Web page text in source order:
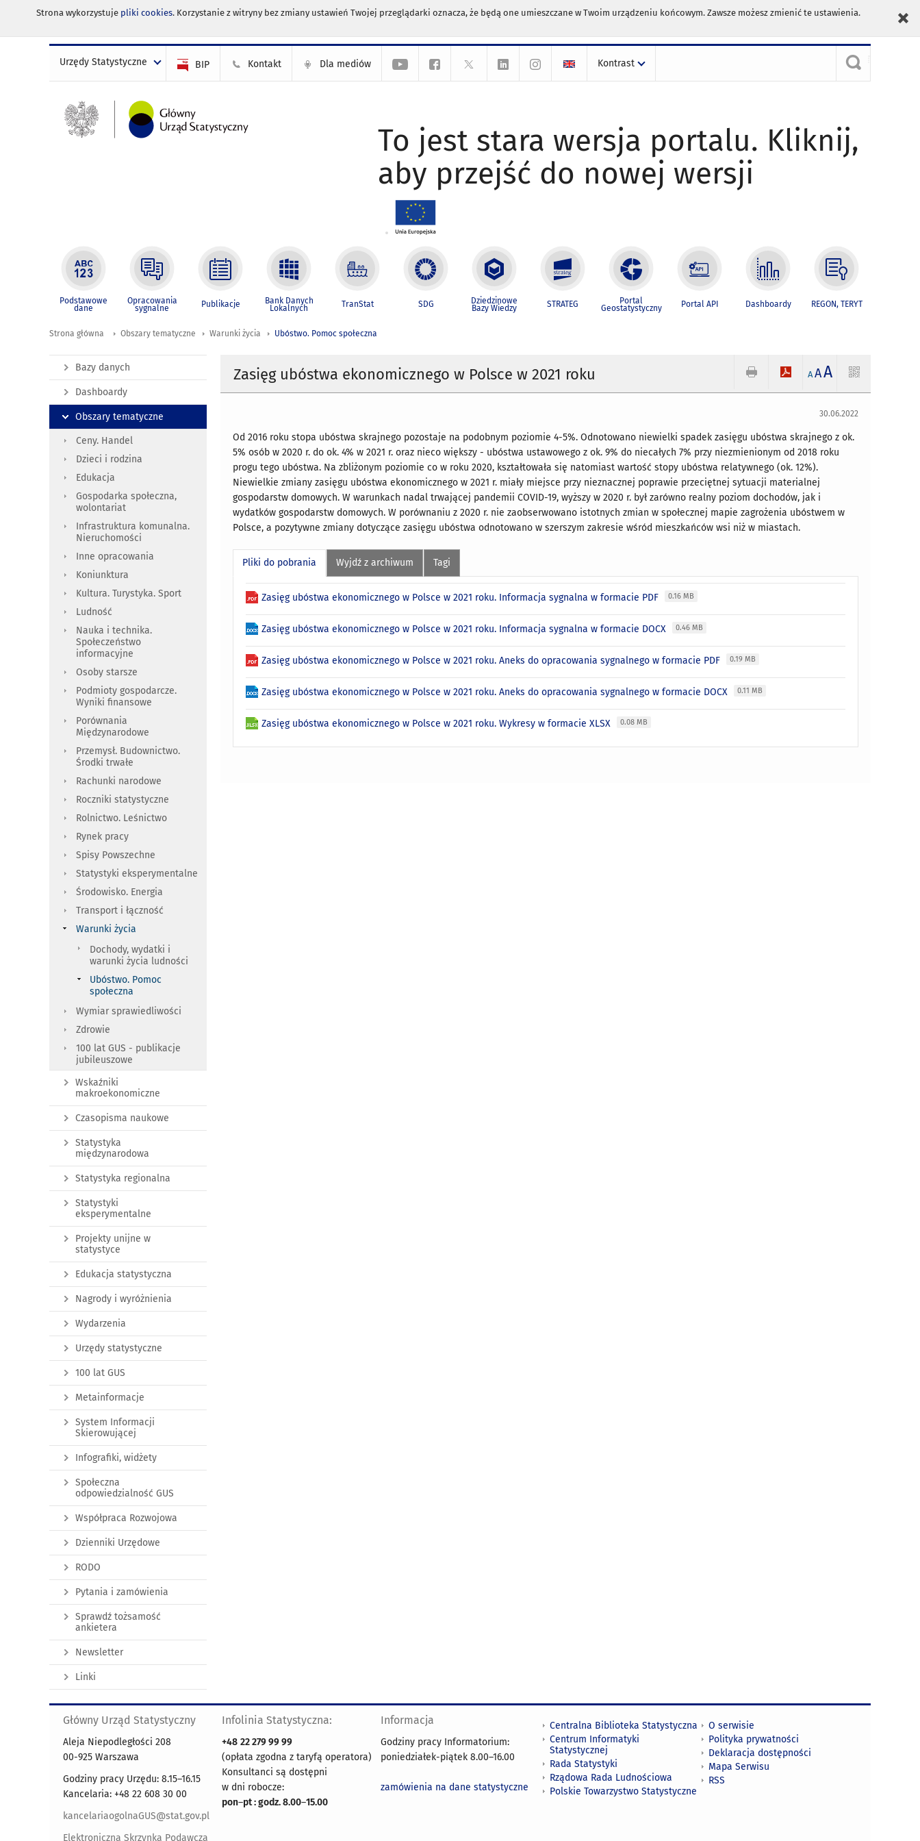
Strona wykorzystuje pliki cookies. Korzystanie z witryny bez zmiany ustawień Twojej przeglądarki oznacza, że będą one umieszczane w Twoim urządzeniu końcowym. Zawsze możesz zmienić te ustawienia.
Urzędy Statystyczne BIP Kontakt Dla mediów Kontrast
To jest stara wersja portalu. Kliknij,
aby przejść do nowej wersji
Podstawowe
dane
Opracowania
sygnalne Publikacje Bank Danych
Lokalnych TranStat SDG Dziedzinowe
Bazy Wiedzy STRATEG Portal
Geostatystyczny Portal API Dashboardy REGON, TERYT
Strona główna Obszary tematyczne Warunki życia Ubóstwo. Pomoc społeczna
Zasięg ubóstwa ekonomicznego w Polsce w 2021 roku A AA
30.06.2022
Od 2016 roku stopa ubóstwa skrajnego pozostaje na podobnym poziomie 4-5%. Odnotowano niewielki spadek zasięgu ubóstwa skrajnego z ok.
5% osób w 2020 r. do ok. 4% w 2021 r. oraz nieco większy - ubóstwa ustawowego z ok. 9% do niecałych 7% przy niezmienionym od 2018 roku
progu tego ubóstwa. Na zbliżonym poziomie co w roku 2020, kształtowała się natomiast wartość stopy ubóstwa relatywnego (ok. 12%).
Niewielkie zmiany zasięgu ubóstwa ekonomicznego w 2021 r. miały miejsce przy nieznacznej poprawie przeciętnej sytuacji materialnej
gospodarstw domowych. W warunkach nadal trwającej pandemii COVID-19, wyższy w 2020 r. był zarówno realny poziom dochodów, jak i
wydatków gospodarstw domowych. W porównaniu z 2020 r. nie zaobserwowano istotnych zmian w społecznej mapie zagrożenia ubóstwem w
Polsce, a pozytywne zmiany dotyczące zasięgu ubóstwa odnotowano w szerszym zakresie wśród mieszkańców wsi niż w miastach.
Pliki do pobrania Wyjdź z archiwum Tagi
Zasięg ubóstwa ekonomicznego w Polsce w 2021 roku. Informacja sygnalna w formacie PDF 0.16 MB
Zasięg ubóstwa ekonomicznego w Polsce w 2021 roku. Informacja sygnalna w formacie DOCX 0.46 MB
Zasięg ubóstwa ekonomicznego w Polsce w 2021 roku. Aneks do opracowania sygnalnego w formacie PDF 0.19 MB
Zasięg ubóstwa ekonomicznego w Polsce w 2021 roku. Aneks do opracowania sygnalnego w formacie DOCX 0.11 MB
Zasięg ubóstwa ekonomicznego w Polsce w 2021 roku. Wykresy w formacie XLSX 0.08 MB
Bazy danych
Dashboardy
Obszary tematyczne
Ceny. Handel
Dzieci i rodzina
Edukacja
Gospodarka społeczna,
wolontariat
Infrastruktura komunalna.
Nieruchomości
Inne opracowania
Koniunktura
Kultura. Turystyka. Sport
Ludność
Nauka i technika.
Społeczeństwo
informacyjne
Osoby starsze
Podmioty gospodarcze.
Wyniki finansowe
Porównania
Międzynarodowe
Przemysł. Budownictwo.
Środki trwałe
Rachunki narodowe
Roczniki statystyczne
Rolnictwo. Leśnictwo
Rynek pracy
Spisy Powszechne
Statystyki eksperymentalne
Środowisko. Energia
Transport i łączność
Warunki życia
Dochody, wydatki i
warunki życia ludności
Ubóstwo. Pomoc
społeczna
Wymiar sprawiedliwości
Zdrowie
100 lat GUS - publikacje
jubileuszowe
Wskaźniki
makroekonomiczne
Czasopisma naukowe
Statystyka
międzynarodowa
Statystyka regionalna
Statystyki
eksperymentalne
Projekty unijne w
statystyce
Edukacja statystyczna
Nagrody i wyróżnienia
Wydarzenia
Urzędy statystyczne
100 lat GUS
Metainformacje
System Informacji
Skierowującej
Infografiki, widżety
Społeczna
odpowiedzialność GUS
Współpraca Rozwojowa
Dzienniki Urzędowe
RODO
Pytania i zamówienia
Sprawdź tożsamość
ankietera
Newsletter
Linki
Główny Urząd Statystyczny
Aleja Niepodległości 208
00-925 Warszawa
Godziny pracy Urzędu: 8.15–16.15
Kancelaria: +48 22 608 30 00
kancelariaogolnaGUS@stat.gov.pl
Elektroniczna Skrzynka Podawcza
Infolinia Statystyczna:
+48 22 279 99 99
(opłata zgodna z taryfą operatora)
Konsultanci są dostępni
w dni robocze:
pon–pt : godz. 8.00–15.00
Informacja
Godziny pracy Informatorium:
poniedziałek-piątek 8.00–16.00
zamówienia na dane statystyczne
Centralna Biblioteka Statystyczna
Centrum Informatyki
Statystycznej
Rada Statystyki
Rządowa Rada Ludnościowa
Polskie Towarzystwo Statystyczne
O serwisie
Polityka prywatności
Deklaracja dostępności
Mapa Serwisu
RSS